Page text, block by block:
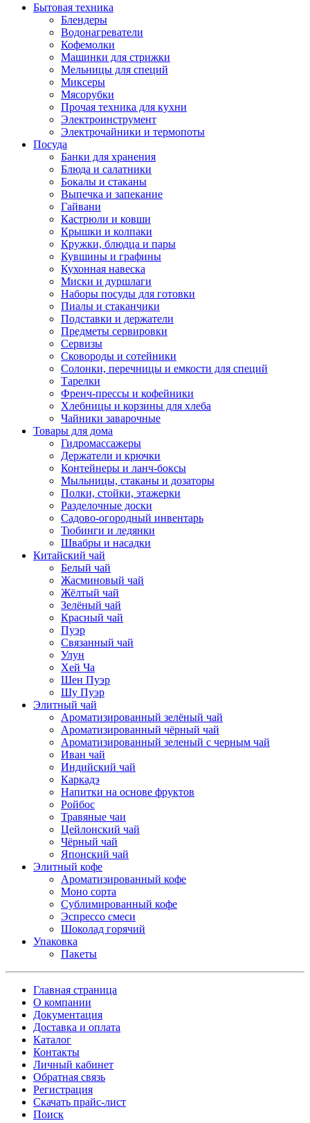
Бытовая техника
Блендеры
Водонагреватели
Кофемолки
Машинки для стрижки
Мельницы для специй
Миксеры
Мясорубки
Прочая техника для кухни
Электроинструмент
Электрочайники и термопоты
Посуда
Банки для хранения
Блюда и салатники
Бокалы и стаканы
Выпечка и запекание
Гайвани
Кастрюли и ковши
Крышки и колпаки
Кружки, блюдца и пары
Кувшины и графины
Кухонная навеска
Миски и дуршлаги
Наборы посуды для готовки
Пиалы и стаканчики
Подставки и держатели
Предметы сервировки
Сервизы
Сковороды и сотейники
Солонки, перечницы и емкости для специй
Тарелки
Френч-прессы и кофейники
Хлебницы и корзины для хлеба
Чайники заварочные
Товары для дома
Гидромассажеры
Держатели и крючки
Контейнеры и ланч-боксы
Мыльницы, стаканы и дозаторы
Полки, стойки, этажерки
Разделочные доски
Садово-огородный инвентарь
Тюбинги и ледянки
Швабры и насадки
Китайский чай
Белый чай
Жасминовый чай
Жёлтый чай
Зелёный чай
Красный чай
Пуэр
Связанный чай
Улун
Хей Ча
Шен Пуэр
Шу Пуэр
Элитный чай
Ароматизированный зелёный чай
Ароматизированный чёрный чай
Ароматизированный зеленый с черным чай
Иван чай
Индийский чай
Каркадэ
Напитки на основе фруктов
Ройбос
Травяные чаи
Цейлонский чай
Чёрный чай
Японский чай
Элитный кофе
Ароматизированный кофе
Моно сорта
Сублимированный кофе
Эспрессо смеси
Шоколад горячий
Упаковка
Пакеты
Главная страница
О компании
Документация
Доставка и оплата
Каталог
Контакты
Личный кабинет
Обратная связь
Регистрация
Скачать прайс-лист
Поиск